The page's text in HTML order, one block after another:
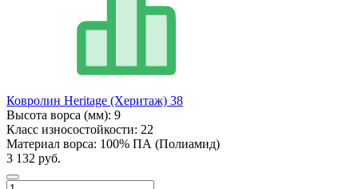
Ковролин Heritage (Херитаж) 38
Высота ворса (мм): 9
Класс износостойкости: 22
Материал ворса: 100% ПА (Полиамид)
3 132 руб.